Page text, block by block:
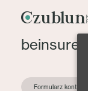
Formularz